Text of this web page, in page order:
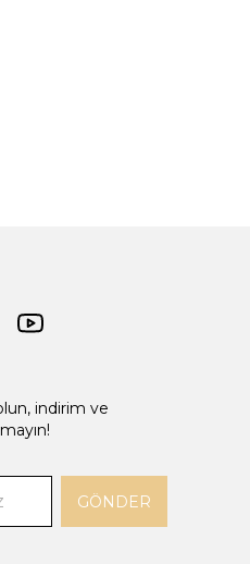
indirim ve
GÖNDER